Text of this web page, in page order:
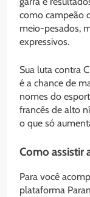
como campeão
meio-pesados,
expressivos.
Sua luta contra
é a chance de
nomes do
francês de alto
o que só
Como assistir
Para você
plataforma